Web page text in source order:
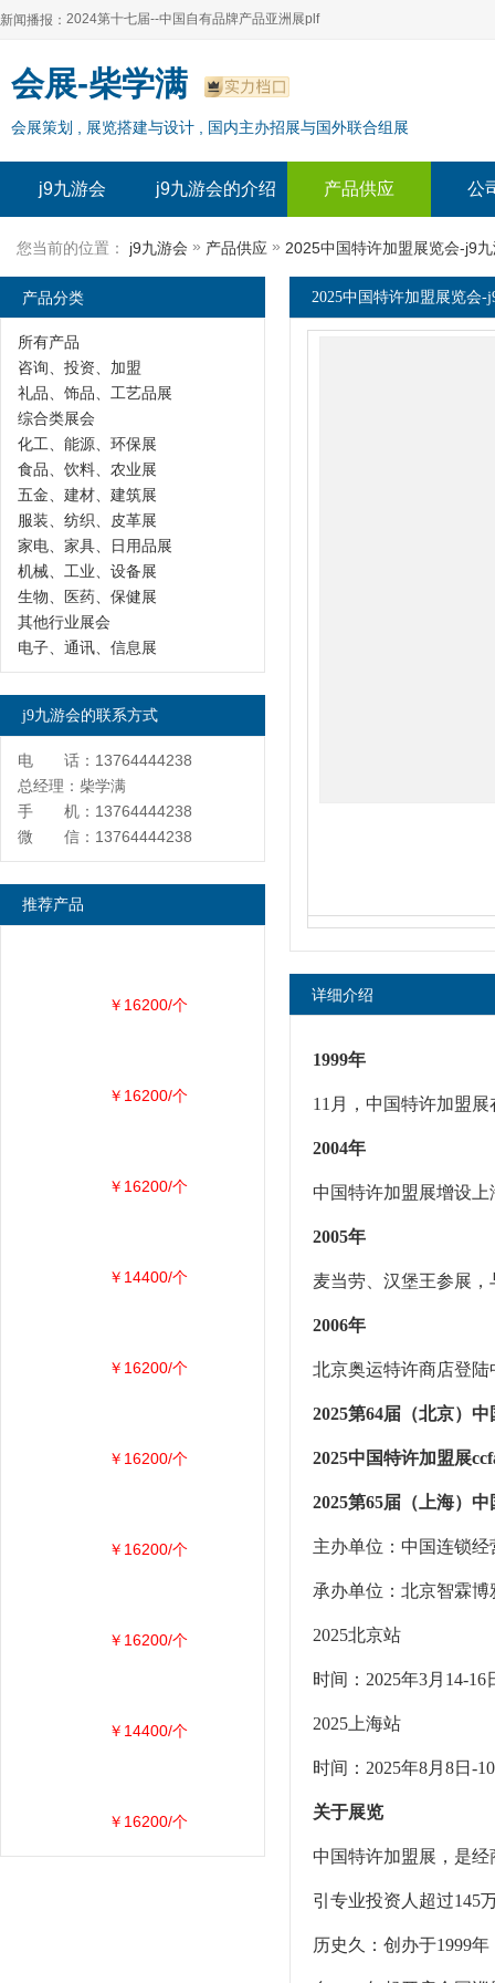
新闻播报：
2024上海自有品牌展--百货展|食品展 零售展|oem展
2024全球自有--品牌产品亚洲展（plf）
2024上海自有品牌展--2024上海oem 贴牌代加工展
2024第十七届--中国自有品牌产品亚洲展plf
2024全球自有--品牌产品亚洲展（plf）
2024年上海--第17届自有品牌展
会展-柴学满
会展策划 , 展览搭建与设计 , 国内主办招展与国外联合组展
j9九游会 j9九游会的介绍 产品供应 公
您当前的位置： j9九游会 » 产品供应 » 2025中国特许加盟展览会-j9
2025中国特许加盟展览会-
详细介绍
1999年
11月，中国特许加盟
2004年
中国特许加盟展增设
2005年
麦当劳、汉堡王参展
2006年
北京奥运特许商店登
2025第64届（北京）
2025中国特许加盟展
2025第65届（上海）
主办单位：中国连锁经
承办单位：北京智霖
2025北京站
时间：2025年3月
2025上海站
时间：2025年8月8
关于展览
中国特许加盟展，是
引专业投资人超过145
历史久：创办于1999
产品分类
所有产品
咨询、投资、加盟
礼品、饰品、工艺品展
综合类展会
化工、能源、环保展
食品、饮料、农业展
五金、建材、建筑展
服装、纺织、皮革展
家电、家具、日用品展
机械、工业、设备展
生物、医药、保健展
其他行业展会
电子、通讯、信息展
j9九游会的联系方式
电 话：13764444238
总经理：柴学满
手 机：13764444238
微 信：13764444238
推荐产品
￥16200/个
￥16200/个
￥16200/个
￥14400/个
￥16200/个
￥16200/个
￥16200/个
￥16200/个
￥14400/个
￥16200/个